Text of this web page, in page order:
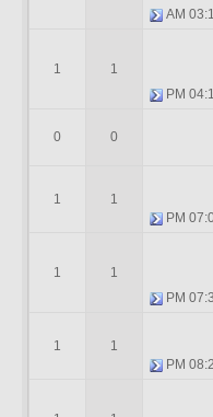
03:16
04:19
1
1
0
0
07:06
1
1
07:39
1
1
08:25
1
1